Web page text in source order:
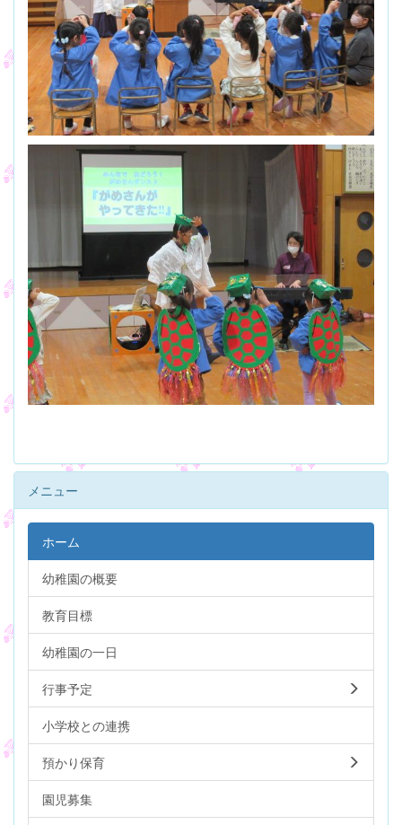
メニュー
ホーム
幼稚園の概要
教育目標
幼稚園の一日
行事予定
小学校との連携
預かり保育
園児募集